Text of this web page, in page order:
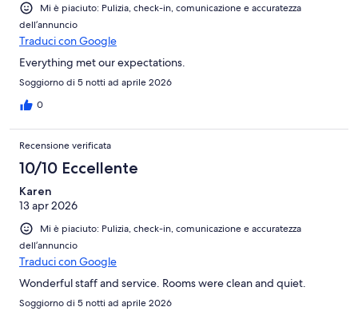
Mi è piaciuto: Pulizia, check-in, comunicazione e accuratezza
dell’annuncio
Traduci con Google
Everything met our expectations.
Soggiorno di 5 notti ad aprile 2026
0
Recensione verificata
10/10 Eccellente
Karen
13 apr 2026
Mi è piaciuto: Pulizia, check-in, comunicazione e accuratezza
dell’annuncio
Traduci con Google
Wonderful staff and service. Rooms were clean and quiet.
Soggiorno di 5 notti ad aprile 2026